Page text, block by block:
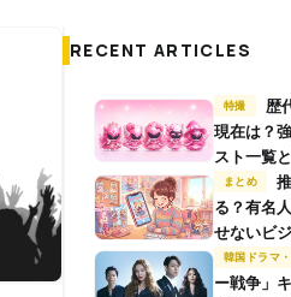
RECENT ARTICLES
特撮
現在は？
スト一覧
まとめ
推し活依存はなぜ起き
る？有名
せないビ
韓国ドラマ
ー戦争」